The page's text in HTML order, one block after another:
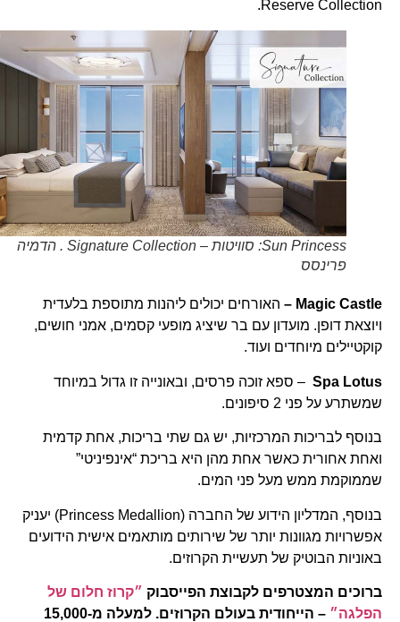
Reserve Collection.
Sun Princess: סוויטות – Signature Collection . הדמיה
פרינסס
Magic Castle –
האורחים יכולים ליהנות מתוספת בלעדית
ויוצאת דופן. מועדון עם בר שיציג מופעי קסמים, אמני חושים,
קוקטיילים מיוחדים ועוד.
Spa Lotus– ספא זוכה פרסים, ובאונייה זו גדול במיוחד
שמשתרע על פני 2 סיפונים.
בנוסף לבריכות המרכזיות, יש גם שתי בריכות, אחת קדמית
ואחת אחורית כאשר אחת מהן היא בריכת “אינפיניטי”
שממוקמת ממש מעל פני המים.
בנוסף, המדליון הידוע של החברה (Princess Medallion) יעניק
אפשרויות מגוונות יותר של שירותים מותאמים אישית הידועים
באוניות הבוטיק של תעשיית הקרוזים.
ברוכים המצטרפים לקבוצת הפייסבוק״קרוז חלום של
הפלגה״
– הייחודית בעולם הקרוזים. למעלה מ-15,000